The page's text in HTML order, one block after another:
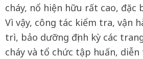
cháy, nổ hiện hữu rất cao, đặc
Vì vậy, công tác kiểm tra, vận
trì, bảo dưỡng định kỳ các
cháy và tổ chức tập huấn, diễn